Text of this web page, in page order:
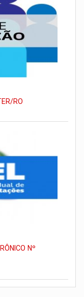
RO
Nº